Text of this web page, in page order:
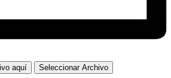
aquí Seleccionar Archivo